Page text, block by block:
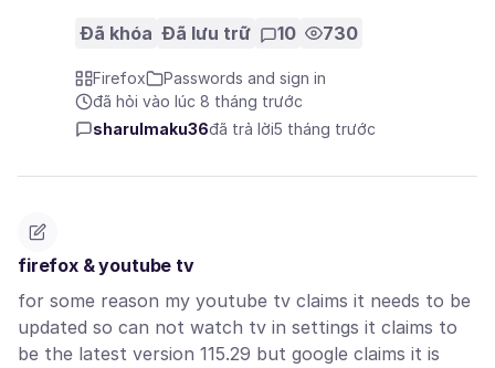
Đã khóa Đã lưu trữ 10 730
Firefox
Passwords and sign in
đã hỏi vào lúc 8 tháng trước
sharulmaku36đã trả lời5 tháng trước
firefox & youtube tv
for some reason my youtube tv claims it needs to be
updated so can not watch tv in settings it claims to
be the latest version 115.29 but google claims it is